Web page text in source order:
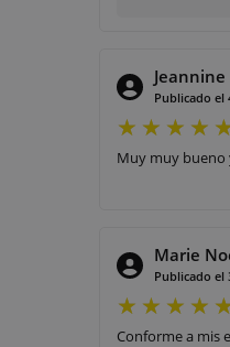
Jeannine
Publicado el
Muy muy bueno
Marie
Publicado el
Conforme a mis